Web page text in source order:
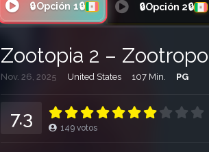
🔒Opción 1🔒 🔒Opción 2🔒
Zootopia 2 –
Nov. 26, 2025 United States 107 Min. PG
7.3 149 votos